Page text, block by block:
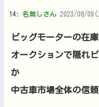
14: 名無しさん 2023/08/
ビッグモーターの在
オークションで隠れ
か
中古車市場全体の信